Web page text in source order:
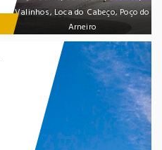
Valinhos, Loca do Cabeço, Poço do
Arneiro